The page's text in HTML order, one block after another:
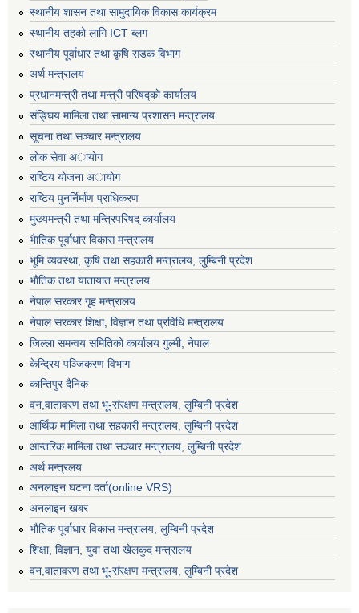
स्थानीय शासन तथा सामुदायिक विकास कार्यक्रम
स्थानीय तहको लागि ICT ब्लग
स्थानीय पूर्वाधार तथा कृषि सडक विभाग
अर्थ मन्त्रालय
प्रधानमन्त्री तथा मन्त्री परिषद्काे कार्यालय
संङ्घिय मामिला तथा सामान्य प्रशासन मन्त्रालय
सूचना तथा सञ्चार मन्त्रालय
लाेक सेवा अायाेग
राष्टिय याेजना अायाेग
राष्टिय पुनर्निर्माण प्राधिकरण
मुख्यमन्त्री तथा मन्त्रिपरिषद् कार्यालय
भैातिक पूर्वाधार विकास मन्त्रालय
भूमि व्यवस्था, कृषि तथा सहकारी मन्त्रालय, लु्म्बिनी प्रदेश
भाैतिक तथा यातायात मन्त्रालय
नेपाल सरकार गृह मन्त्रालय
नेपाल सरकार शिक्षा, विज्ञान तथा प्रविधि मन्त्रालय
जिल्ला समन्वय समितिको कार्यालय गुल्मी, नेपाल
केन्द्रिय पञ्जिकरण विभाग
कान्तिपुर दैनिक
वन,वातावरण तथा भू-संरक्षण मन्त्रालय, लुम्बिनी प्रदेश
आर्थिक मामिला तथा सहकारी मन्त्रालय, लुम्बिनी प्रदेश
आन्तरिक मामिला तथा सञ्चार मन्त्रालय, लुम्बिनी प्रदेश
अर्थ मन्त्रलय
अनलाइन घटना दर्ता(online VRS)
अनलाइन खबर
भौतिक पूर्वाधार विकास मन्त्रालय, लुम्बिनी प्रदेश
शिक्षा, विज्ञान, युवा तथा खेलकुद मन्‍‍त्रालय
वन,वातावरण तथा भू-संरक्षण मन्त्रालय, लुम्बिनी प्रदेश